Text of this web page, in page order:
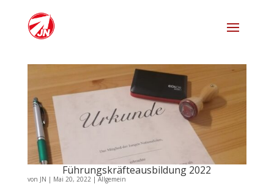
Führungskräfteausbildung 2022
von JN | Mai 20, 2022 |Allgemein